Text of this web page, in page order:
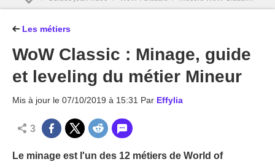
MGG
Les métiers
WoW Classic : Minage, guide
et leveling du métier Mineur
Mis à jour le 07/10/2019 à 15:31 Par Effylia
3
Le minage est l'un des 12 métiers de World of